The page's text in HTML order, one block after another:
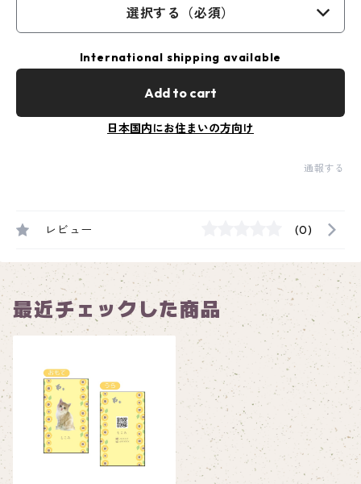
選択する（必須）
International shipping available
Add to cart
日本国内にお住まいの方向け
通報する
レビュー (0)
最近チェックした商品